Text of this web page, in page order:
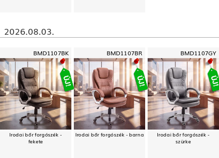
2026.08.03.
BMD1107BK
Irodai bőr forgószék -
fekete
BMD1107BR
Irodai bőr forgószék - barna
BMD1107GY
Irodai bőr forgószék -
szürke